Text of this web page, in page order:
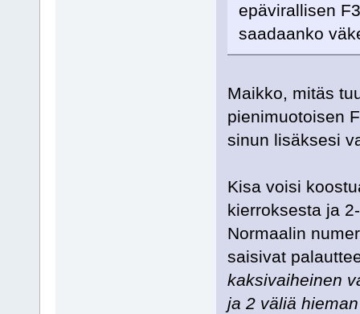
epävirallisen
saadaanko
Maikko, mitäs
pienimuotoisen
sinun lisäksesi
Kisa voisi
kierroksesta ja
Normaalin
saisivat
kaksivaiheinen
ja 2 väliä